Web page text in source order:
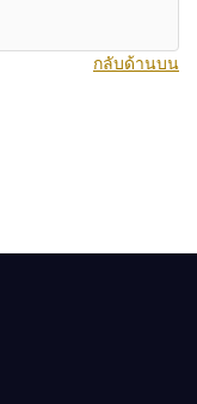
กลับด้านบน